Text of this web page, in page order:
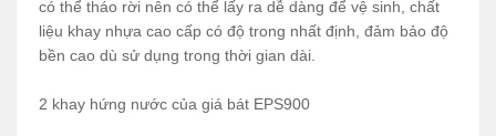
có thể tháo rời nên có thể lấy ra dễ dàng để vệ sinh, chất
liệu khay nhựa cao cấp có độ trong nhất định, đảm bảo độ
bền cao dù sử dụng trong thời gian dài.
2 khay hứng nước của giá bát EPS900